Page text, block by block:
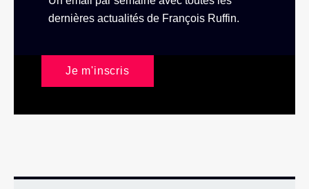
dernières actualités de François Ruffin.
Je m'inscris